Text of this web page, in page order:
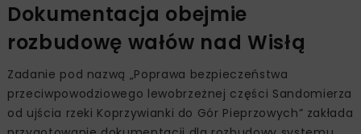
Dokumentacja obejmie
rozbudowę wałów nad Wisłą
Zadanie pod nazwą „Poprawa bezpieczeństwa
przeciwpowodziowego lewobrzeżnej części Sandomierza
od ujścia rzeki Koprzywianki do Gór Pieprzowych” zakłada